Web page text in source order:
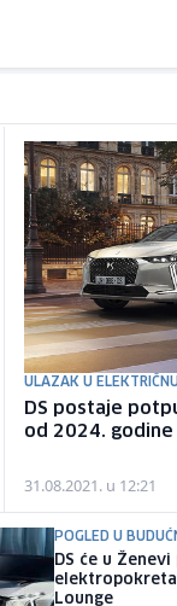
ULAZAK U
DS postaje
od 2024. godine
31.08.2021. u 12:21
POGLED U
DS će u
Lounge